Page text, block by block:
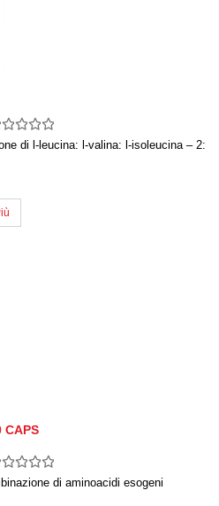
di l-leucina: l-valina: l-isoleucina – 2:
CAPS
di aminoacidi esogeni